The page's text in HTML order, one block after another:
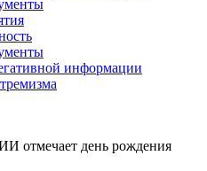
информации
отмечает день рождения